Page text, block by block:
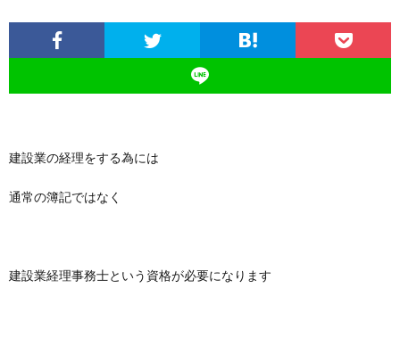
建設業の経理をする為には
通常の簿記ではなく
建設業経理事務士という資格が必要になります